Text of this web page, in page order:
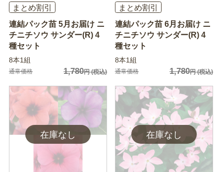
まとめ割引
連結パック苗 5月お届け ニ
チニチソウ サンダー(R) 4
種セット
8本1組
通常価格 1,780円(税込)
まとめ割引
連結パック苗 6月お届け ニ
チニチソウ サンダー(R) 4
種セット
8本1組
通常価格 1,780円(税込)